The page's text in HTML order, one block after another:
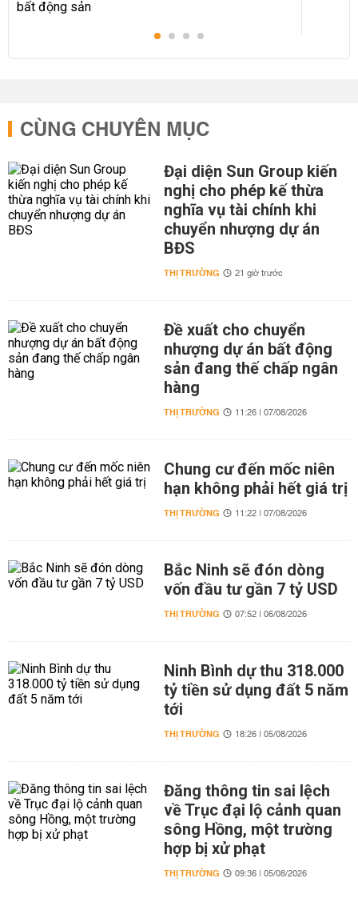
CÙNG CHUYÊN MỤC
Đại diện Sun Group kiến
nghị cho phép kế thừa
nghĩa vụ tài chính khi
chuyển nhượng dự án
BĐS
THỊ TRƯỜNG 21 giờ trước
Đề xuất cho chuyển
nhượng dự án bất động
sản đang thế chấp ngân
hàng
THỊ TRƯỜNG 11:26 | 07/08/2026
Chung cư đến mốc niên
hạn không phải hết giá trị
THỊ TRƯỜNG 11:22 | 07/08/2026
Bắc Ninh sẽ đón dòng
vốn đầu tư gần 7 tỷ USD
THỊ TRƯỜNG 07:52 | 06/08/2026
Ninh Bình dự thu 318.000
tỷ tiền sử dụng đất 5 năm
tới
THỊ TRƯỜNG 18:26 | 05/08/2026
Đăng thông tin sai lệch
về Trục đại lộ cảnh quan
sông Hồng, một trường
hợp bị xử phạt
THỊ TRƯỜNG 09:36 | 05/08/2026